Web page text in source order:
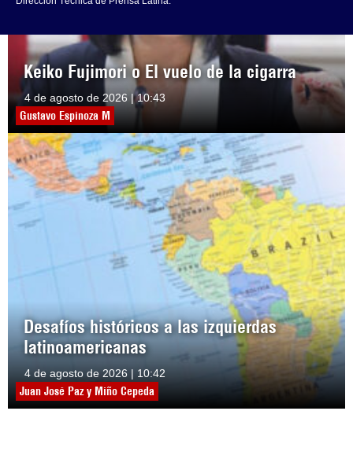
Keiko Fujimori o El vuelo de la cigarra
4 de agosto de 2026 | 10:43
Gustavo Espinoza M
Desafíos históricos a las izquierdas
latinoamericanas
4 de agosto de 2026 | 10:42
Juan José Paz y Miño Cepeda